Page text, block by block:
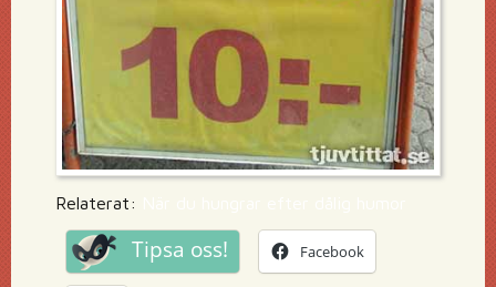
Relaterat:
Tipsa oss! Facebook